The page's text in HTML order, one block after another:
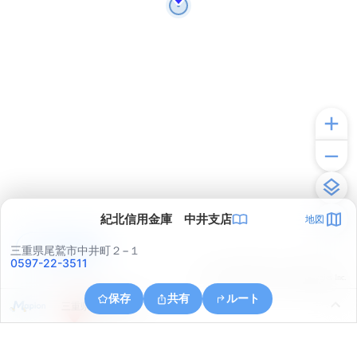
紀北信用金庫 中井支店 地図
三重県尾鷲市中井町２−１
0597-22-3511
保存 共有 ルート
三重県尾鷲市南浦
アプリで見る